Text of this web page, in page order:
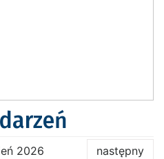
2026 następny